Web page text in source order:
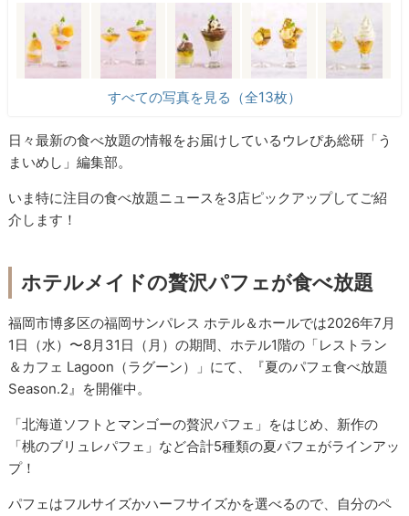
すべての写真を見る（全13枚）
日々最新の食べ放題の情報をお届けしているウレぴあ総研「う
まいめし」編集部。
いま特に注目の食べ放題ニュースを3店ピックアップしてご紹
介します！
ホテルメイドの贅沢パフェが食べ放題
福岡市博多区の福岡サンパレス ホテル＆ホールでは2026年7月
1日（水）〜8月31日（月）の期間、ホテル1階の「レストラン
＆カフェ Lagoon（ラグーン）」にて、『夏のパフェ食べ放題
Season.2』を開催中。
「北海道ソフトとマンゴーの贅沢パフェ」をはじめ、新作の
「桃のブリュレパフェ」など合計5種類の夏パフェがラインアッ
プ！
パフェはフルサイズかハーフサイズかを選べるので、自分のペ